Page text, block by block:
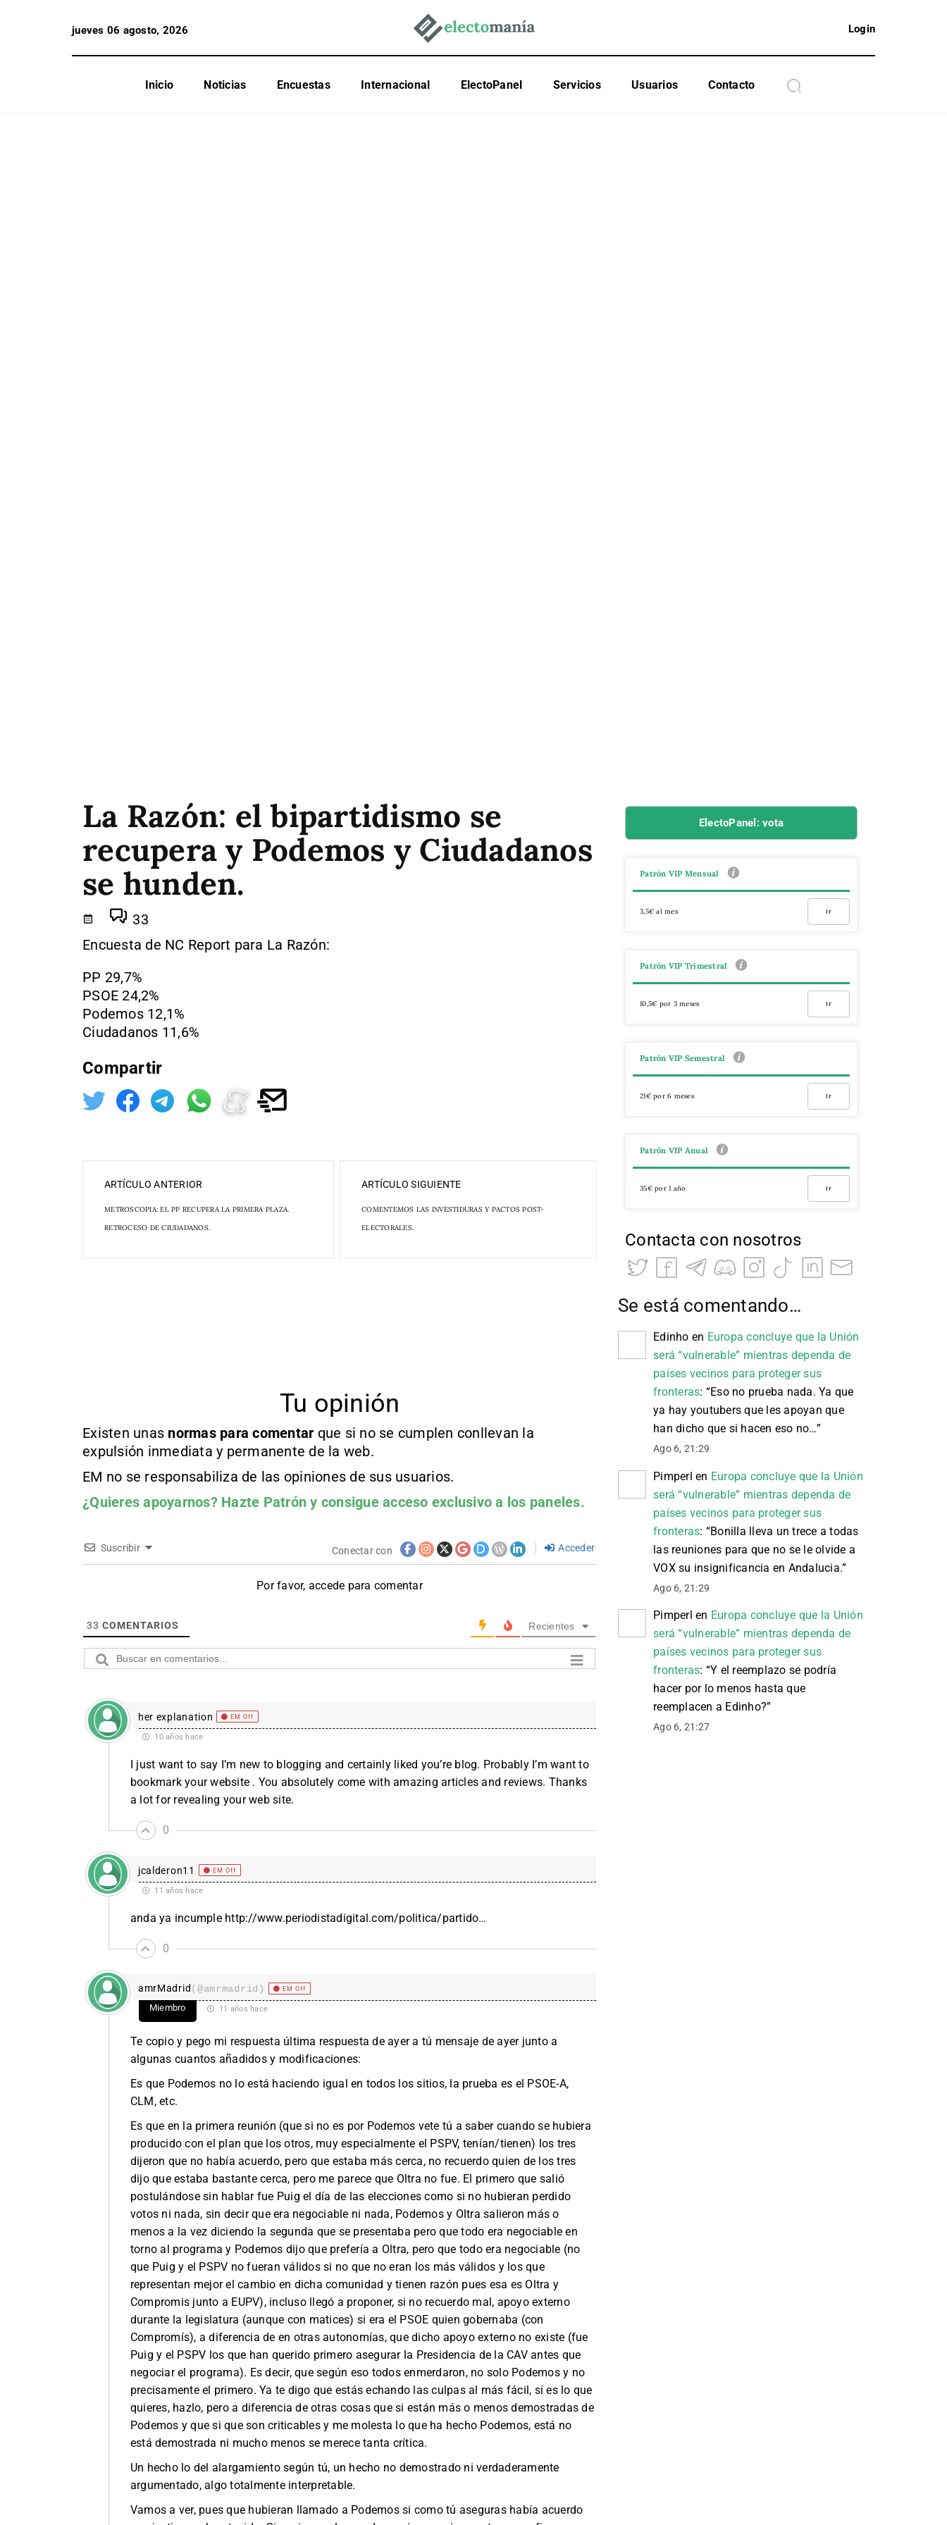
jueves 06 agosto, 2026 Login
Inicio Noticias Encuestas Internacional ElectoPanel Servicios Usuarios Contacto
La Razón: el bipartidismo se
recupera y Podemos y Ciudadanos
se hunden.
33
Encuesta de NC Report para La Razón:
PP 29,7%
PSOE 24,2%
Podemos 12,1%
Ciudadanos 11,6%
Compartir
ARTÍCULO ANTERIOR
METROSCOPIA: EL PP RECUPERA LA PRIMERA PLAZA.
RETROCESO DE CIUDADANOS.
ARTÍCULO SIGUIENTE
COMENTEMOS LAS INVESTIDURAS Y PACTOS POST-
ELECTORALES.
Tu opinión
Existen unas normas para comentar que si no se cumplen conllevan la
expulsión inmediata y permanente de la web.
EM no se responsabiliza de las opiniones de sus usuarios.
¿Quieres apoyarnos? Hazte Patrón y consigue acceso exclusivo a los paneles.
Suscribir Conectar con Acceder
Por favor, accede para comentar
33 COMENTARIOS Recientes
her explanation EM Off
10 años hace
I just want to say I’m new to blogging and certainly liked you’re blog. Probably I’m want to
bookmark your website . You absolutely come with amazing articles and reviews. Thanks
a lot for revealing your web site.
0
jcalderon11 EM Off
11 años hace
anda ya incumple http://www.periodistadigital.com/politica/partido…
0
amrMadrid(@amrmadrid) EM Off
Miembro 11 años hace
Te copio y pego mi respuesta última respuesta de ayer a tú mensaje de ayer junto a
algunas cuantos añadidos y modificaciones:
Es que Podemos no lo está haciendo igual en todos los sitios, la prueba es el PSOE-A,
CLM, etc.
Es que en la primera reunión (que si no es por Podemos vete tú a saber cuando se hubiera
producido con el plan que los otros, muy especialmente el PSPV, tenían/tienen) los tres
dijeron que no había acuerdo, pero que estaba más cerca, no recuerdo quien de los tres
dijo que estaba bastante cerca, pero me parece que Oltra no fue. El primero que salió
postulándose sin hablar fue Puig el día de las elecciones como si no hubieran perdido
votos ni nada, sin decir que era negociable ni nada, Podemos y Oltra salieron más o
menos a la vez diciendo la segunda que se presentaba pero que todo era negociable en
torno al programa y Podemos dijo que prefería a Oltra, pero que todo era negociable (no
que Puig y el PSPV no fueran válidos si no que no eran los más válidos y los que
representan mejor el cambio en dicha comunidad y tienen razón pues esa es Oltra y
Compromis junto a EUPV), incluso llegó a proponer, si no recuerdo mal, apoyo externo
durante la legislatura (aunque con matices) si era el PSOE quien gobernaba (con
Compromís), a diferencia de en otras autonomías, que dicho apoyo externo no existe (fue
Puig y el PSPV los que han querido primero asegurar la Presidencia de la CAV antes que
negociar el programa). Es decir, que según eso todos enmerdaron, no solo Podemos y no
precisamente el primero. Ya te digo que estás echando las culpas al más fácil, si es lo que
quieres, hazlo, pero a diferencia de otras cosas que si están más o menos demostradas de
Podemos y que si que son criticables y me molesta lo que ha hecho Podemos, está no
está demostrada ni mucho menos se merece tanta crítica.
Un hecho lo del alargamiento según tú, un hecho no demostrado ni verdaderamente
argumentado, algo totalmente interpretable.
Vamos a ver, pues que hubieran llamado a Podemos si como tú aseguras había acuerdo
ElectoPanel: vota
Patrón VIP Mensual
3,5€ al mes Ir
Patrón VIP Trimestral
10,5€ por 3 meses Ir
Patrón VIP Semestral
21€ por 6 meses Ir
Patrón VIP Anual
35€ por 1 año Ir
Contacta con nosotros
Se está comentando…
Edinho en Europa concluye que la Unión
será “vulnerable” mientras dependa de
países vecinos para proteger sus
fronteras: “Eso no prueba nada. Ya que
ya hay youtubers que les apoyan que
han dicho que si hacen eso no…”
Ago 6, 21:29
Pimperl en Europa concluye que la Unión
será “vulnerable” mientras dependa de
países vecinos para proteger sus
fronteras: “Bonilla lleva un trece a todas
las reuniones para que no se le olvide a
VOX su insignificancia en Andalucia.”
Ago 6, 21:29
Pimperl en Europa concluye que la Unión
será “vulnerable” mientras dependa de
países vecinos para proteger sus
fronteras: “Y el reemplazo se podría
hacer por lo menos hasta que
reemplacen a Edinho?”
Ago 6, 21:27